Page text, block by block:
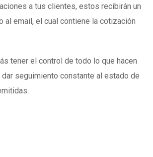
a tus clientes, estos recibirán un
al email, el cual contiene la cotización
tener el control de todo lo que hacen
seguimiento constante al estado de